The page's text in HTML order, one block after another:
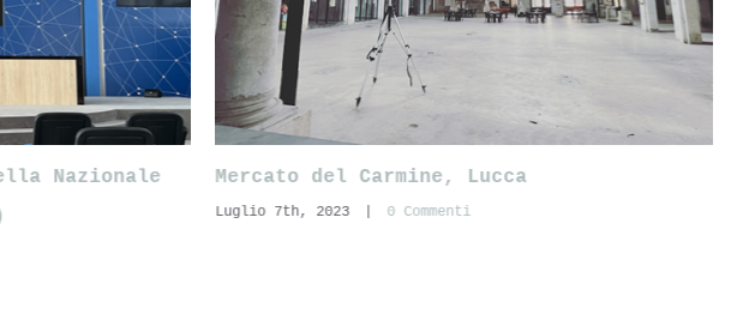
Giardino di Villa Rizzardi, Negrar di
Valpolicella (Vr)